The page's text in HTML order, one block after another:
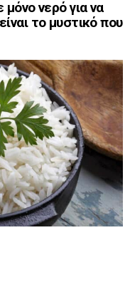
μόνο νερό για να
το μυστικό που